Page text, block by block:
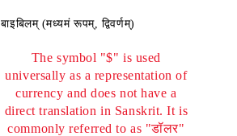
बाइबिलम् (मध्यमं रूपम्, द्विवर्णम्)
The symbol "$" is used
universally as a representation of
currency and does not have a
direct translation in Sanskrit. It is
commonly referred to as "डॉलर"